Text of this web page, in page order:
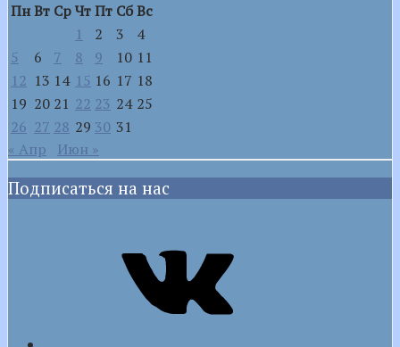
ПнВт СрЧтПт СбВс
1
2 3
4
5
6 7 8 9 10 11
12 13 14 15 16 17 18
19 20 21 22 23 24 25
26 27 28 29 30 31
« Апр
Июн »
Подписаться на нас